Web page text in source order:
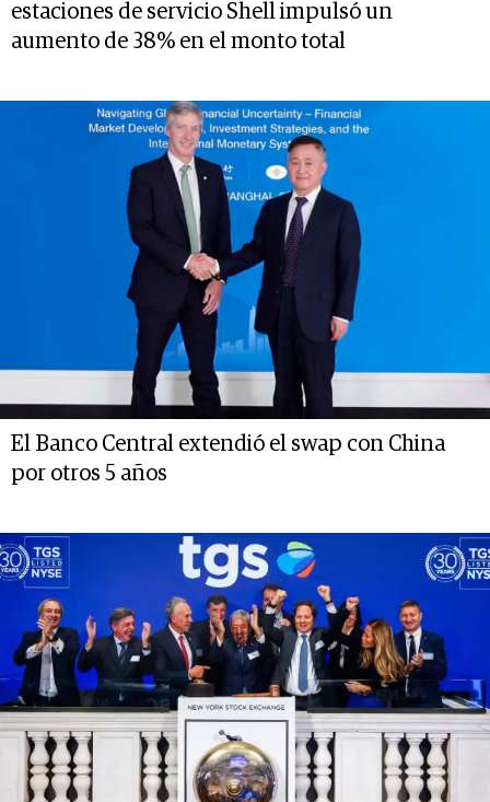
estaciones de servicio Shell impulsó un
aumento de 38% en el monto total
El Banco Central extendió el swap con China
por otros 5 años